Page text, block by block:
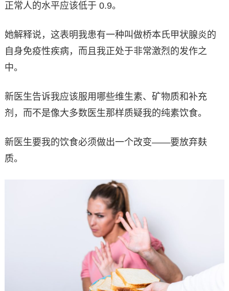
正常人的水平应该低于 0.9。
她解释说，这表明我患有一种叫做桥本氏甲状腺炎的
自身免疫性疾病，而且我正处于非常激烈的发作之
中。
新医生告诉我应该服用哪些维生素、矿物质和补充
剂，而不是像大多数医生那样质疑我的纯素饮食。
新医生要我的饮食必须做出一个改变——要放弃麸
质。